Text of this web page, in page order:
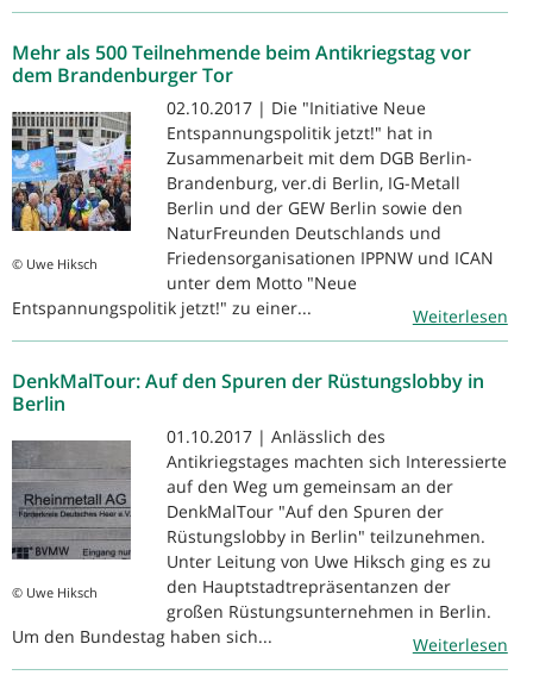
Mehr als 500 Teilnehmende beim Antikriegstag vor
dem Brandenburger Tor
© Uwe Hiksch
02.10.2017 | Die "Initiative Neue
Entspannungspolitik jetzt!" hat in
Zusammenarbeit mit dem DGB Berlin-
Brandenburg, ver.di Berlin, IG-Metall
Berlin und der GEW Berlin sowie den
NaturFreunden Deutschlands und
Friedensorganisationen IPPNW und ICAN
unter dem Motto "Neue
Entspannungspolitik jetzt!" zu einer...
Weiterlesen
DenkMalTour: Auf den Spuren der Rüstungslobby in
Berlin
© Uwe Hiksch
01.10.2017 | Anlässlich des
Antikriegstages machten sich Interessierte
auf den Weg um gemeinsam an der
DenkMalTour "Auf den Spuren der
Rüstungslobby in Berlin" teilzunehmen.
Unter Leitung von Uwe Hiksch ging es zu
den Hauptstadtrepräsentanzen der
großen Rüstungsunternehmen in Berlin.
Um den Bundestag haben sich...
Weiterlesen